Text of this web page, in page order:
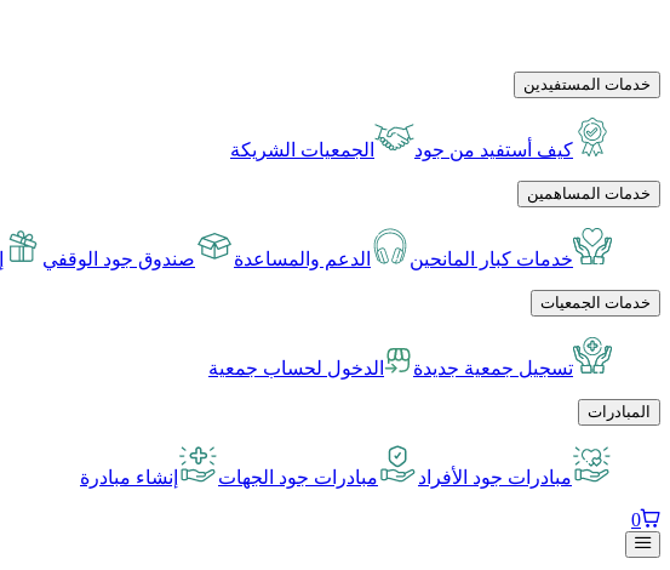
خدمات المستفيدين
كيف أستفيد من جود الجمعيات الشريكة
خدمات المساهمين
خدمات كبار المانحين الدعم والمساعدة صندوق جود الوقفي
خدمات الجمعيات
تسجيل جمعية جديدة الدخول لحساب جمعية
المبادرات
مبادرات جود الأفراد مبادرات جود الجهات إنشاء مبادرة
0